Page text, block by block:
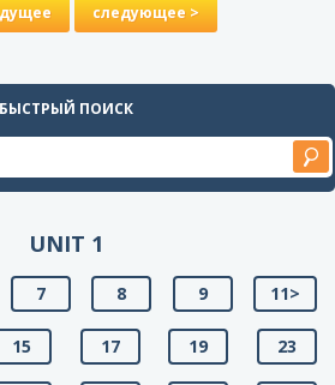
следующее >
БЫСТРЫЙ ПОИСК
UNIT 1
7 8 9 11>
15 17 19 23